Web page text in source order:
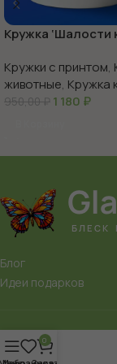
Кружка ‘Шалости
Кружки с принтом,
животные, Кружка
950,00₽ 1 180 ₽
Блог
Идеи подарков
0